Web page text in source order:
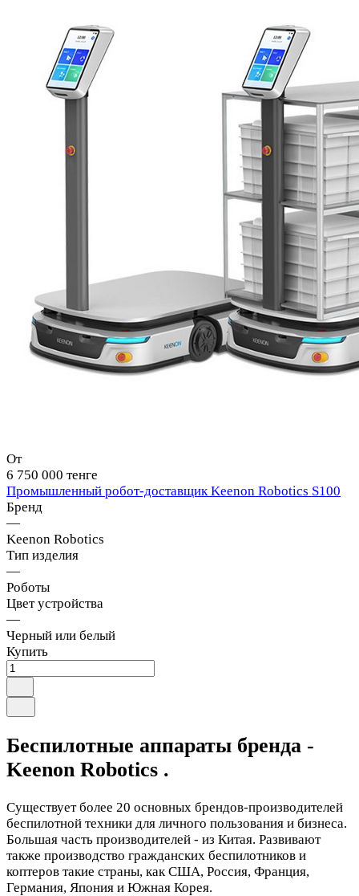
От
6 750 000 тенге
Промышленный робот-доставщик Keenon Robotics S100
Бренд
—
Keenon Robotics
Тип изделия
—
Роботы
Цвет устройства
—
Черный или белый
Купить
Беспилотные аппараты бренда -
Keenon Robotics .
Существует более 20 основных брендов-производителей
беспилотной техники для личного пользования и бизнеса.
Большая часть производителей - из Китая. Развивают
также производство гражданских беспилотников и
коптеров такие страны, как США, Россия, Франция,
Германия, Япония и Южная Корея.